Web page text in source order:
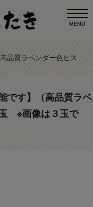
MENU
品質ラベンダー色ヒス
です】（高品質ラベ
※画像は３玉で